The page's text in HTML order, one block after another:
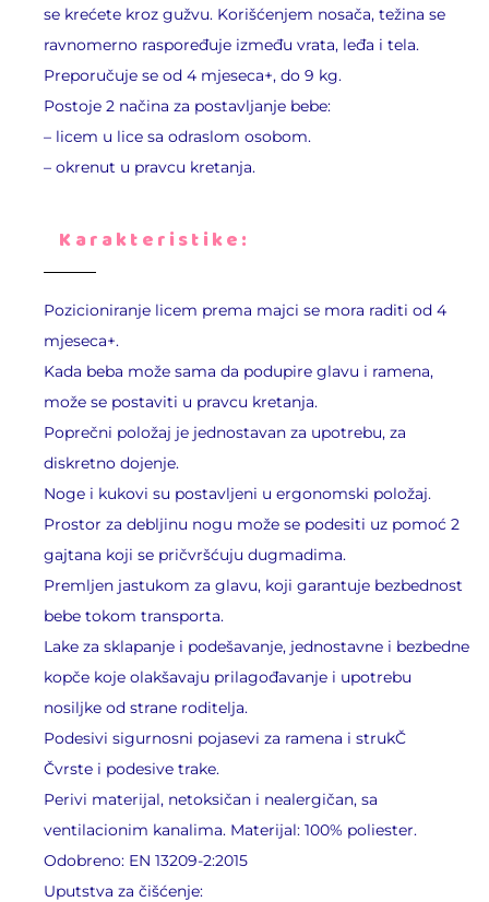
se krećete kroz gužvu. Korišćenjem nosača, težina se
ravnomerno raspoređuje između vrata, leđa i tela.
Preporučuje se od 4 mjeseca+, do 9 kg.
Postoje 2 načina za postavljanje bebe:
– licem u lice sa odraslom osobom.
– okrenut u pravcu kretanja.
Karakteristike:
Pozicioniranje licem prema majci se mora raditi od 4
mjeseca+.
Kada beba može sama da podupire glavu i ramena,
može se postaviti u pravcu kretanja.
Poprečni položaj je jednostavan za upotrebu, za
diskretno dojenje.
Noge i kukovi su postavljeni u ergonomski položaj.
Prostor za debljinu nogu može se podesiti uz pomoć 2
gajtana koji se pričvršćuju dugmadima.
Premljen jastukom za glavu, koji garantuje bezbednost
bebe tokom transporta.
Lake za sklapanje i podešavanje, jednostavne i bezbedne
kopče koje olakšavaju prilagođavanje i upotrebu
nosiljke od strane roditelja.
Podesivi sigurnosni pojasevi za ramena i strukČ
Čvrste i podesive trake.
Perivi materijal, netoksičan i nealergičan, sa
ventilacionim kanalima. Materijal: 100% poliester.
Odobreno: EN 13209-2:2015
Uputstva za čišćenje: